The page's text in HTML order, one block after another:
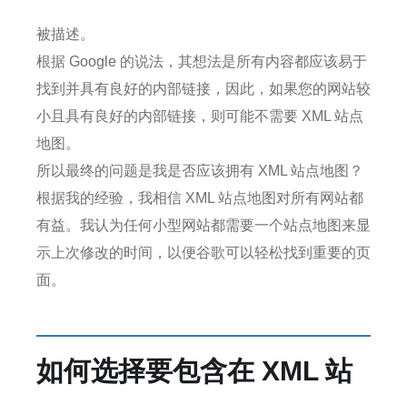
被描述。
根据 Google 的说法，其想法是所有内容都应该易于
找到并具有良好的内部链接，因此，如果您的网站较
小且具有良好的内部链接，则可能不需要 XML 站点
地图。
所以最终的问题是我是否应该拥有 XML 站点地图？
根据我的经验，我相信 XML 站点地图对所有网站都
有益。 我认为任何小型网站都需要一个站点地图来显
示上次修改的时间，以便谷歌可以轻松找到重要的页
面。
如何选择要包含在 XML 站